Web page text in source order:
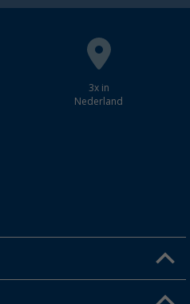
3x in
Nederland